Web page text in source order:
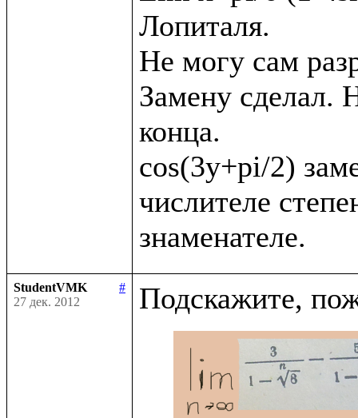
Лопиталя.
Не могу сам
Замену сделал.
конца.
cos(3y+pi/2)
числителе
StudentVMK
#
27 дек. 2012